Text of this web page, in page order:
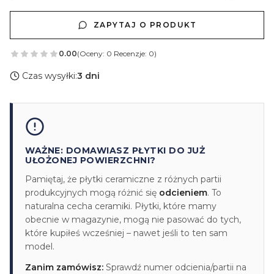
ZAPYTAJ O PRODUKT
0.00(Oceny: 0 Recenzje: 0)
Czas wysyłki:3 dni
WAŻNE: DOMAWIASZ PŁYTKI DO JUŻ
UŁOŻONEJ POWIERZCHNI?
Pamiętaj, że płytki ceramiczne z różnych partii
produkcyjnych mogą różnić się odcieniem. To
naturalna cecha ceramiki. Płytki, które mamy
obecnie w magazynie, mogą nie pasować do tych,
które kupiłeś wcześniej – nawet jeśli to ten sam
model.
Zanim zamówisz: Sprawdź numer odcienia/partii na